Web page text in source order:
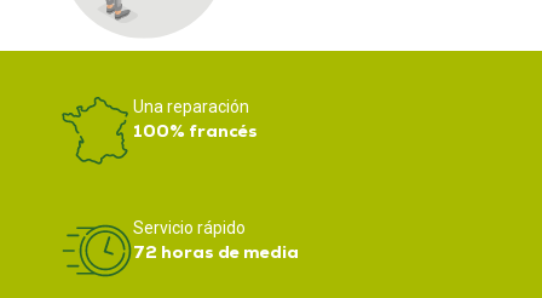
Una reparación
100% francés
Servicio rápido
72 horas de media